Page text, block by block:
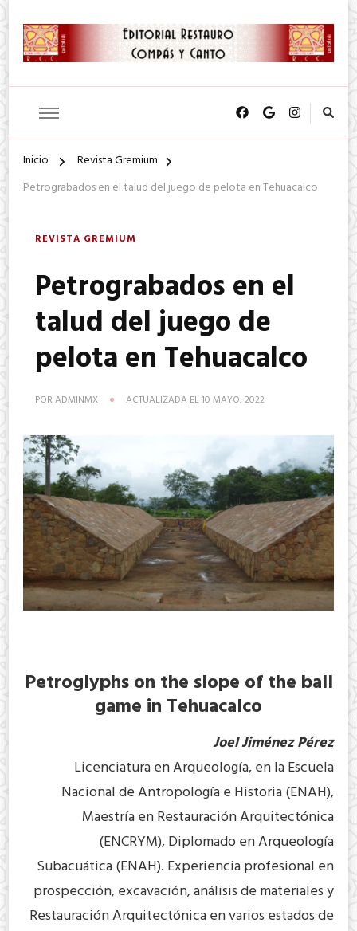
Inicio
Revista Gremium
Petrograbados en el talud del juego de pelota en Tehuacalco
REVISTA GREMIUM
Petrograbados en el
talud del juego de
pelota en Tehuacalco
POR ADMINMX ACTUALIZADA EL10 MAYO, 2022
Petroglyphs on the slope of the ball
game in Tehuacalco
Joel Jiménez Pérez
Licenciatura en Arqueología, en la Escuela
Nacional de Antropología e Historia (ENAH),
Maestría en Restauración Arquitectónica
(ENCRYM), Diplomado en Arqueología
Subacuática (ENAH). Experiencia profesional en
prospección, excavación, análisis de materiales y
Restauración Arquitectónica en varios estados de